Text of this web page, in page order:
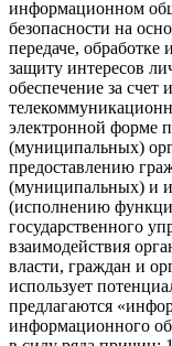
информационном
безопасности на
передаче,
защиту интересов
обеспечение за
электронной форме
(муниципальных)
предоставлению
(муниципальных) и
(исполнению
государственного
взаимодействия
власти, граждан и
использует
предлагаются
информационного